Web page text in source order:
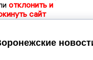
отклонить и
сайт
Принять